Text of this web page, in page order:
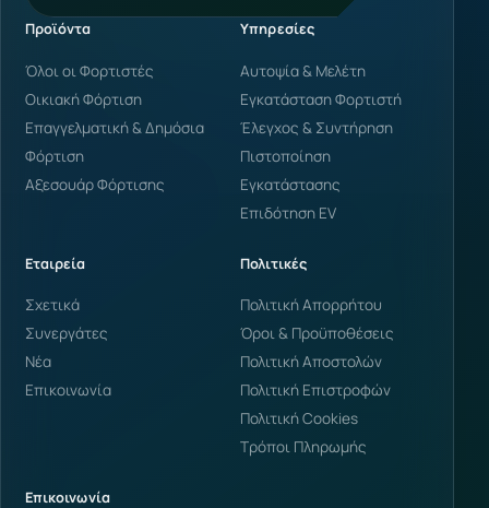
Προϊόντα
Όλοι οι Φορτιστές
Οικιακή Φόρτιση
Επαγγελματική & Δημόσια
Φόρτιση
Αξεσουάρ Φόρτισης
Υπηρεσίες
Αυτοψία & Μελέτη
Εγκατάσταση Φορτιστή
Έλεγχος & Συντήρηση
Πιστοποίηση
Εγκατάστασης
Επιδότηση EV
Εταιρεία
Σχετικά
Συνεργάτες
Νέα
Επικοινωνία
Πολιτικές
Πολιτική Απορρήτου
Όροι & Προϋποθέσεις
Πολιτική Αποστολών
Πολιτική Επιστροφών
Πολιτική Cookies
Τρόποι Πληρωμής
Επικοινωνία